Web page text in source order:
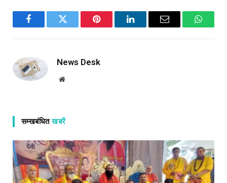
FacebookTwitter Pinterest LinkedInEmail
News Desk
Website
सम्खबंधितखबरें